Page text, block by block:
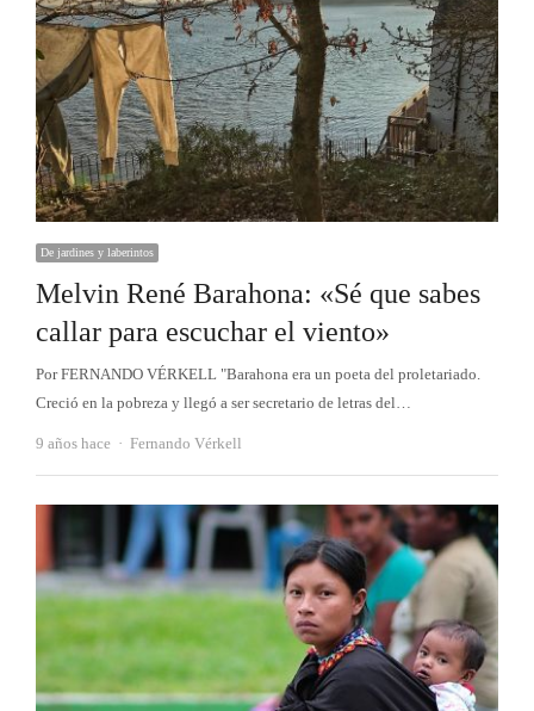
De jardines y laberintos
Melvin René Barahona: «Sé que sabes
callar para escuchar el viento»
Por FERNANDO VÉRKELL "Barahona era un poeta del proletariado.
Creció en la pobreza y llegó a ser secretario de letras del…
9 años hace Autor
Fernando Vérkell